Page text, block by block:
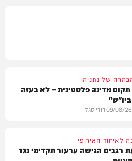
של נתניהו
מדינה פלסטינית – לא בעזה
09/08/26דודי סגל
לאיחוד האירופי
רגבים הגישה ערעור תקדימי נגד